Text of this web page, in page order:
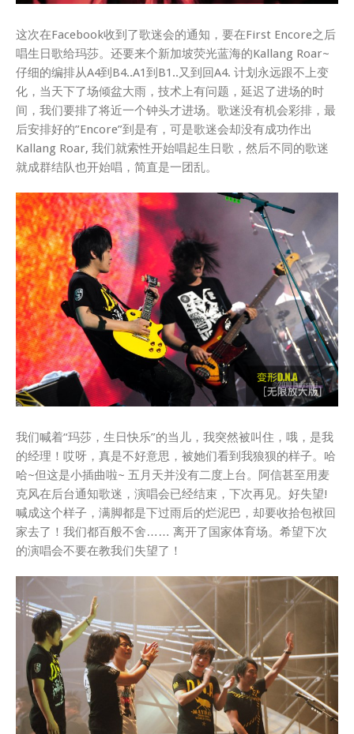
这次在Facebook收到了歌迷会的通知，要在First Encore之后
唱生日歌给玛莎。还要来个新加坡荧光蓝海的Kallang Roar~
仔细的编排从A4到B4..A1到B1..又到回A4. 计划永远跟不上变
化，当天下了场倾盆大雨，技术上有问题，延迟了进场的时
间，我们要排了将近一个钟头才进场。歌迷没有机会彩排，最
后安排好的”Encore”到是有，可是歌迷会却没有成功作出
Kallang Roar, 我们就索性开始唱起生日歌，然后不同的歌迷
就成群结队也开始唱，简直是一团乱。
我们喊着“玛莎，生日快乐”的当儿，我突然被叫住，哦，是我
的经理！哎呀，真是不好意思，被她们看到我狼狈的样子。哈
哈~但这是小插曲啦~ 五月天并没有二度上台。阿信甚至用麦
克风在后台通知歌迷，演唱会已经结束，下次再见。好失望!
喊成这个样子，满脚都是下过雨后的烂泥巴，却要收拾包袱回
家去了！我们都百般不舍…… 离开了国家体育场。希望下次
的演唱会不要在教我们失望了！